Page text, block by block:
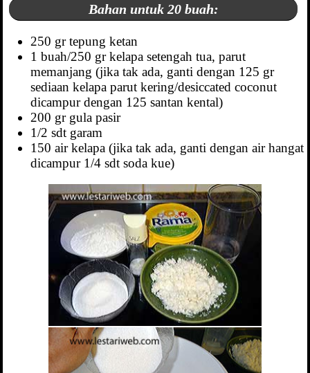
Bahan untuk 20 buah:
250 gr tepung ketan
1 buah/250 gr kelapa setengah tua, parut
memanjang (jika tak ada, ganti dengan 125 gr
sediaan kelapa parut kering/desiccated coconut
dicampur dengan 125 santan kental)
200 gr gula pasir
1/2 sdt garam
150 air kelapa (jika tak ada, ganti dengan air hangat
dicampur 1/4 sdt soda kue)